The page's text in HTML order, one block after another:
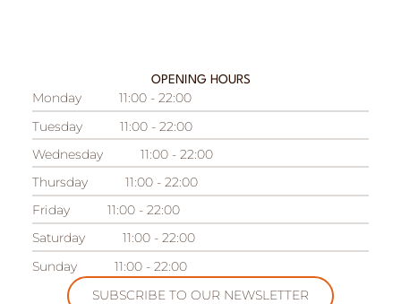
OPENING HOURS
Monday
11:00 - 22:00
Tuesday
11:00 - 22:00
Wednesday
11:00 - 22:00
Thursday
11:00 - 22:00
Friday
11:00 - 22:00
Saturday
11:00 - 22:00
Sunday
11:00 - 22:00
SUBSCRIBE TO OUR NEWSLETTER